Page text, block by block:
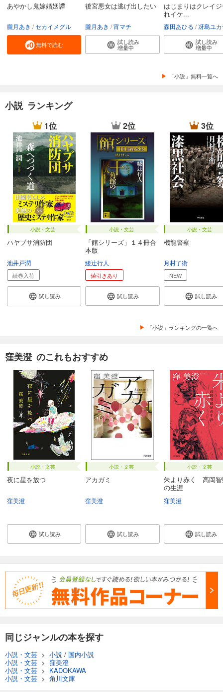
あやかし鬼嫁婚姻譚
朧月あき セカイメグル
無料で読む
後宮悪女は逃げ出したい
朧月あき 宵マチ
試し読み
増量中
はじまりはクレイ
れイケ...
森田あひる 冴島ユ
試し読み
増量中
「小説」無料一覧へ
小説 ランキング
1位
小説・文芸
ハヤブサ消防団
池井戸潤
続巻入荷
試し読み
2位
小説・文芸
「館シリーズ」１４冊合
本版
綾辻行人
値引きあり
試し読み
3位
小説・文芸
機龍警察
月村了衛
NEW
試し読み
「小説」ランキングの一覧へ
窪美澄 のこれもおすすめ
小説・文芸
夜に星を放つ
窪美澄
試し読み
小説・文芸
アカガミ
窪美澄
試し読み
小説・文芸
朱より赤く 高岡智
の生涯
窪美澄
試し読み
同じジャンルの本を探す
小説・文芸 > 小説 / 国内小説
小説・文芸 > 窪美澄
小説・文芸 > KADOKAWA
小説・文芸 > 角川文庫